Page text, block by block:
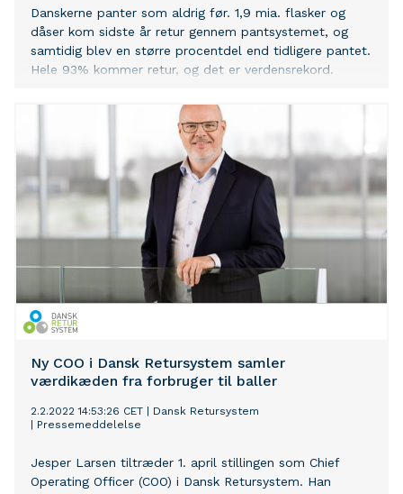
Danskerne panter som aldrig før. 1,9 mia. flasker og
dåser kom sidste år retur gennem pantsystemet, og
samtidig blev en større procentdel end tidligere pantet.
Hele 93% kommer retur, og det er verdensrekord.
Ny COO i Dansk Retursystem samler
værdikæden fra forbruger til baller
2.2.2022 14:53:26 CET
Dansk Retursystem
Pressemeddelelse
Jesper Larsen tiltræder 1. april stillingen som Chief
Operating Officer (COO) i Dansk Retursystem. Han